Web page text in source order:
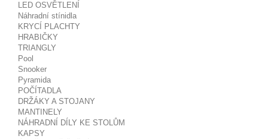
LED OSVĚTLENÍ
Náhradní stínidla
KRYCÍ PLACHTY
HRABIČKY
TRIANGLY
Pool
Snooker
Pyramida
POČÍTADLA
DRŽÁKY A STOJANY
MANTINELY
NÁHRADNÍ DÍLY KE STOLŮM
KAPSY